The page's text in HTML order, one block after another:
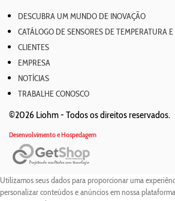
DESCUBRA UM MUNDO DE INOVAÇÃO
CATÁLOGO DE SENSORES DE TEMPERATURA
CLIENTES
EMPRESA
NOTÍCIAS
TRABALHE CONOSCO
©2026 Liohm - Todos os direitos reservados.
Desenvolvimento e Hospedagem
Utilizamos seus dados para proporcionar uma
personalizar conteúdos e anúncios em nossa